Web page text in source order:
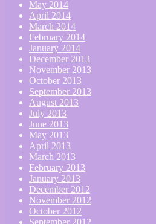
May 2014
April 2014
March 2014
February 2014
January 2014
December 2013
November 2013
October 2013
September 2013
August 2013
July 2013
June 2013
May 2013
April 2013
March 2013
February 2013
January 2013
December 2012
November 2012
October 2012